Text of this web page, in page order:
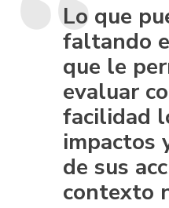
Lo que
faltando
que le
evaluar
facilidad
impactos
de sus
contexto